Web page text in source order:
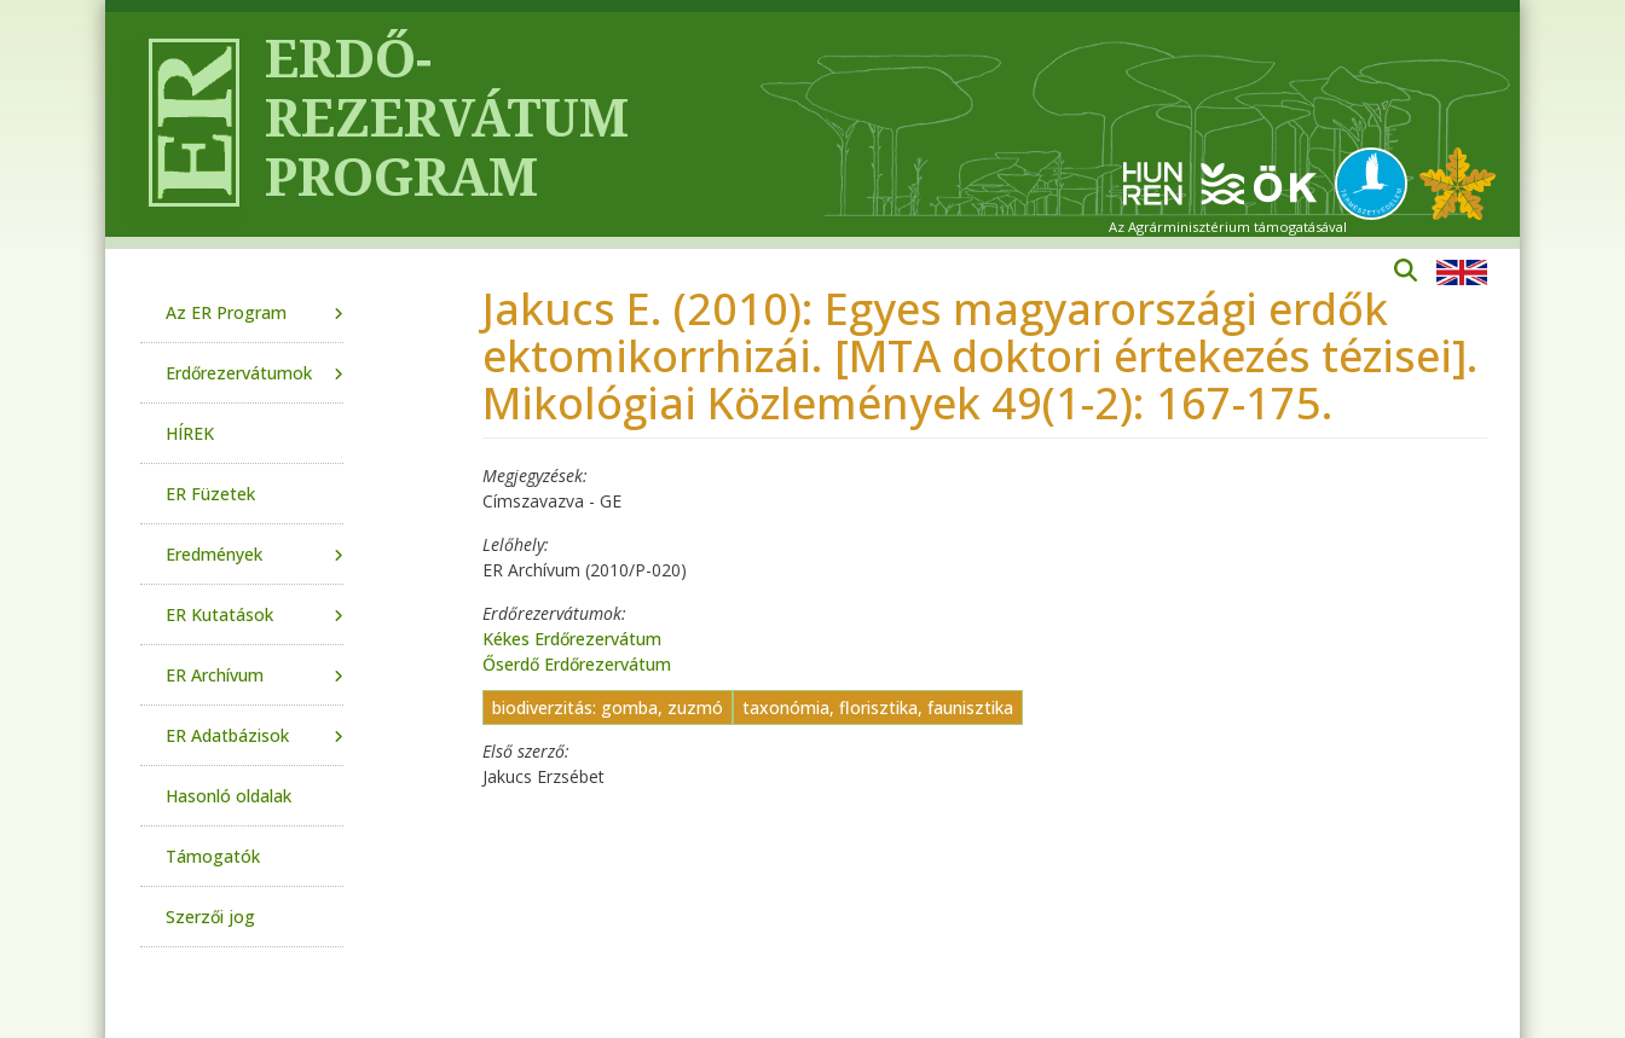
Az Agrárminisztérium támogatásával
Jakucs E. (2010): Egyes magyarországi erdők
ektomikorrhizái. [MTA doktori értekezés tézisei].
Mikológiai Közlemények 49(1-2): 167-175.
Megjegyzések
Címszavazva - GE
Lelőhely
ER Archívum (2010/P-020)
Erdőrezervátumok
Kékes Erdőrezervátum
Őserdő Erdőrezervátum
biodiverzitás: gomba, zuzmó
taxonómia, florisztika, faunisztika
Első szerző
Jakucs Erzsébet
Az ER Program
Erdőrezervátumok
HÍREK
ER Füzetek
Eredmények
ER Kutatások
ER Archívum
ER Adatbázisok
Hasonló oldalak
Támogatók
Szerzői jog